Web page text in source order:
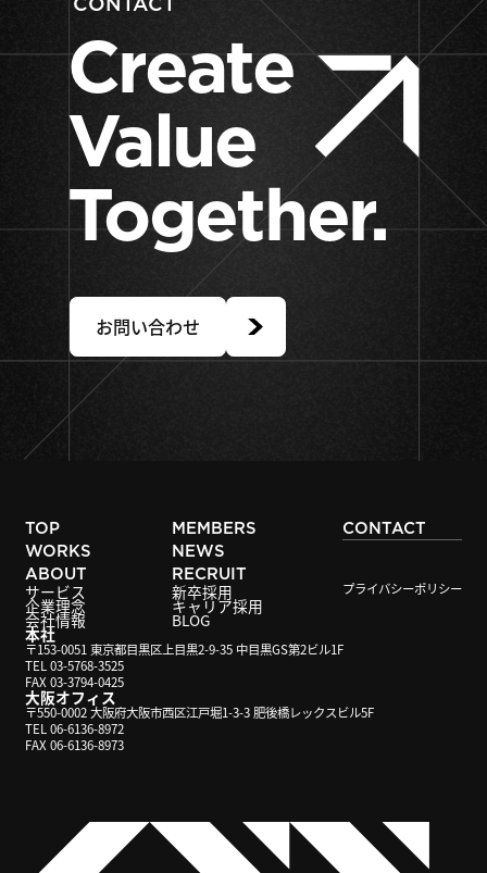
Create
Value
Together.
お問い合わせ
本社
〒153-0051 東京都目黒区上目黒2-9-35 中目黒GS第2ビル1F
TEL 03-5768-3525
FAX 03-3794-0425
大阪オフィス
〒550-0002 大阪府大阪市西区江戸堀1-3-3 肥後橋レックスビル5F
TEL 06-6136-8972
FAX 06-6136-8973
TOP
WORKS
ABOUT
サービス
企業理念
会社情報
MEMBERS
NEWS
RECRUIT
新卒採用
キャリア採用
BLOG
CONTACT
プライバシーポリシー